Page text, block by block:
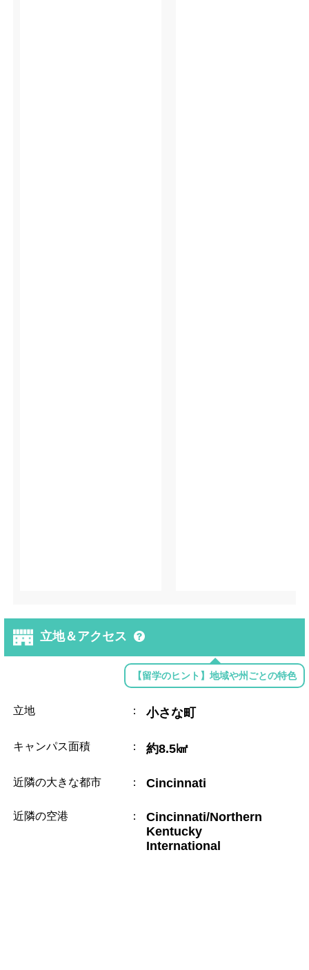
立地＆アクセス
【留学のヒント】地域や州ごとの特色
立地 ： 小さな町
キャンパス面積 ： 約8.5㎢
近隣の大きな都市 ： Cincinnati
近隣の空港 ：
Cincinnati/Northern
Kentucky
International